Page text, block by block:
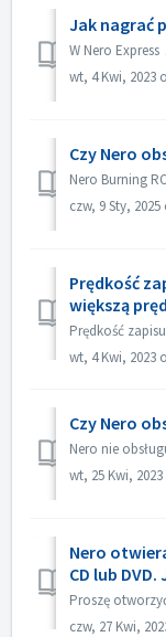
Jak nagrać
wt, 4 Kwi, 2023
Czy Nero
czw, 9 Sty, 2025
Prędkość
większą
wt, 4 Kwi, 2023
Czy Nero
wt, 25 Kwi, 2023
Nero
CD lub
czw, 27 Kwi,